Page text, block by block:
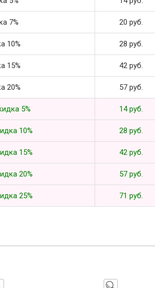
7% 20 руб.
10% 28 руб.
15% 42 руб.
20% 57 руб.
5% 14 руб.
10% 28 руб.
15% 42 руб.
20% 57 руб.
25% 71 руб.